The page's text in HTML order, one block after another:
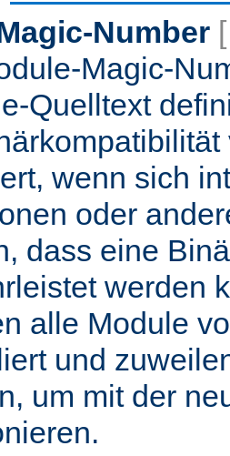
Number
Magic-
Quelltext
wenn sich
oder
dass eine
werden
alle Module
und
um mit der